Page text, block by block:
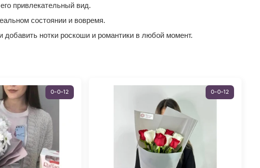
привлекательный вид.
состоянии и вовремя.
нотки роскоши и романтики в любой момент.
0-0-12 0-0-12